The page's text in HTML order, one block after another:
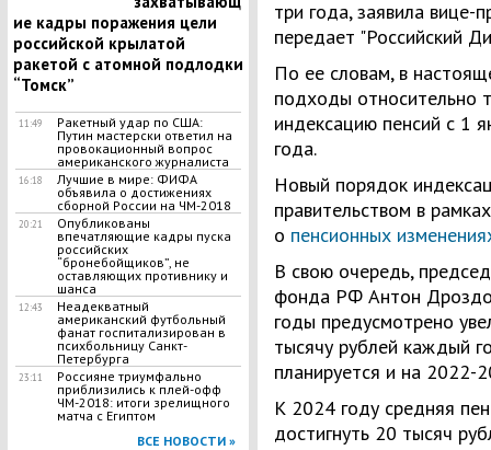
ие кадры поражения цели
российской крылатой
ракетой с атомной подлодки
“Томск”
11:49
Ракетный удар по США:
Путин мастерски ответил на
провокационный вопрос
американского журналиста
16:18
Лучшие в мире: ФИФА
объявила о достижениях
сборной России на ЧМ-2018
20:21
Опубликованы
впечатляющие кадры пуска
российских
“бронебойщиков”, не
оставляющих противнику и
шанса
12:43
Неадекватный
американский футбольный
фанат госпитализирован в
психбольницу Санкт-
Петербурга
23:11
Россияне триумфально
приблизились к плей-офф
ЧМ-2018: итоги зрелищного
матча с Египтом
ВСЕ НОВОСТИ »
три года, заявила вице-
передает "Российский
По ее словам, в
подходы относительно
индексацию пенсий с 1
года.
Новый порядок
правительством в
о пенсионных
В свою очередь,
фонда РФ Антон
годы предусмотрено
тысячу рублей каждый
планируется и на 2022-
К 2024 году средняя
достигнуть 20 тысяч